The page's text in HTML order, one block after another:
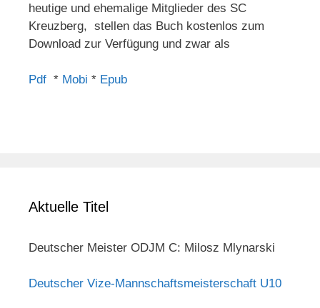
heutige und ehemalige Mitglieder des SC
Kreuzberg, stellen das Buch kostenlos zum
Download zur Verfügung und zwar als
Pdf * Mobi * Epub
Aktuelle Titel
Deutscher Meister ODJM C: Milosz Mlynarski
Deutscher Vize-Mannschaftsmeisterschaft U10